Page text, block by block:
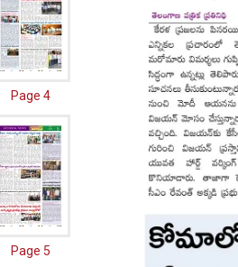
Page 4
Page 5